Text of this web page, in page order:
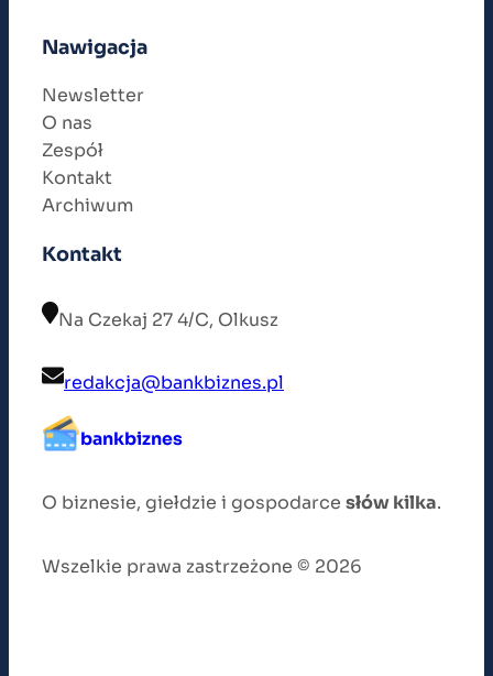
Nawigacja
Newsletter
O nas
Zespół
Kontakt
Archiwum
Kontakt
Na Czekaj 27 4/C, Olkusz
redakcja@bankbiznes.pl
bankbiznes
O biznesie, giełdzie i gospodarce słów kilka.
Wszelkie prawa zastrzeżone © 2026